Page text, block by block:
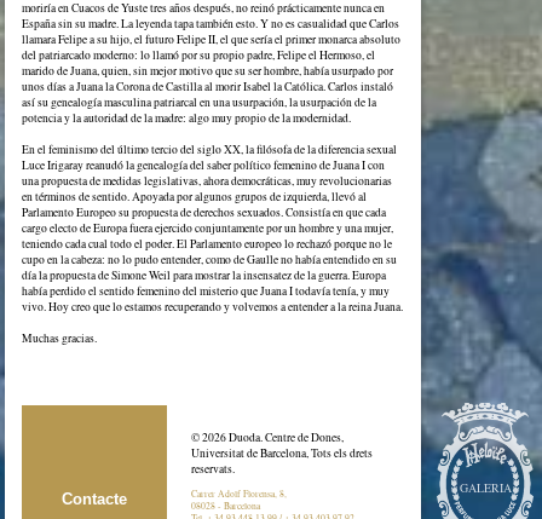
moriría en Cuacos de Yuste tres años después, no reinó prácticamente nunca en
España sin su madre. La leyenda tapa también esto. Y no es casualidad que Carlos
llamara Felipe a su hijo, el futuro Felipe II, el que sería el primer monarca absoluto
del patriarcado moderno: lo llamó por su propio padre, Felipe el Hermoso, el
marido de Juana, quien, sin mejor motivo que su ser hombre, había usurpado por
unos días a Juana la Corona de Castilla al morir Isabel la Católica. Carlos instaló
así su genealogía masculina patriarcal en una usurpación, la usurpación de la
potencia y la autoridad de la madre: algo muy propio de la modernidad.
En el feminismo del último tercio del siglo XX, la filósofa de la diferencia sexual
Luce Irigaray reanudó la genealogía del saber político femenino de Juana I con
una propuesta de medidas legislativas, ahora democráticas, muy revolucionarias
en términos de sentido. Apoyada por algunos grupos de izquierda, llevó al
Parlamento Europeo su propuesta de derechos sexuados. Consistía en que cada
cargo electo de Europa fuera ejercido conjuntamente por un hombre y una mujer,
teniendo cada cual todo el poder. El Parlamento europeo lo rechazó porque no le
cupo en la cabeza: no lo pudo entender, como de Gaulle no había entendido en su
día la propuesta de Simone Weil para mostrar la insensatez de la guerra. Europa
había perdido el sentido femenino del misterio que Juana I todavía tenía, y muy
vivo. Hoy creo que lo estamos recuperando y volvemos a entender a la reina Juana.
Muchas gracias.
Contacte
© 2026 Duoda. Centre de Dones,
Universitat de Barcelona, Tots els drets
reservats.
Carrer Adolf Florensa, 8,
08028 - Barcelona
GALERIA